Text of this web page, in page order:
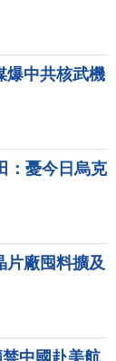
爆中共核武機
：憂今日烏克
片廠囤料擴及
中國赴美航